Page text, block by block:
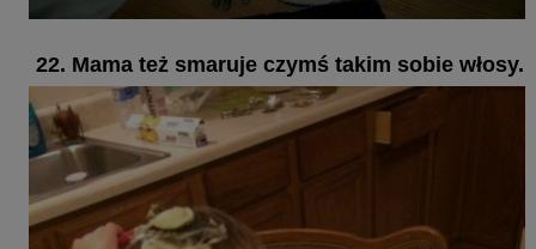
22. Mama też smaruje czymś takim sobie włosy.